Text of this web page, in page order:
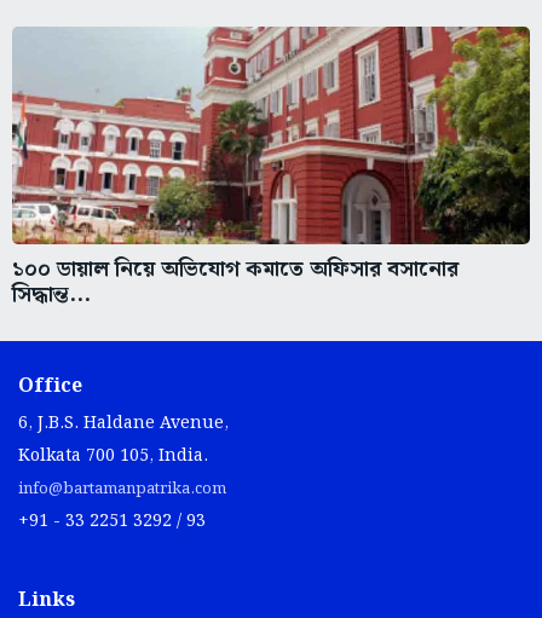
১০০ ডায়াল নিয়ে অভিযোগ কমাতে অফিসার বসানোর
সিদ্ধান্ত...
Office
6, J.B.S. Haldane Avenue,
Kolkata 700 105, India.
info@bartamanpatrika.com
+91 - 33 2251 3292 / 93
Links